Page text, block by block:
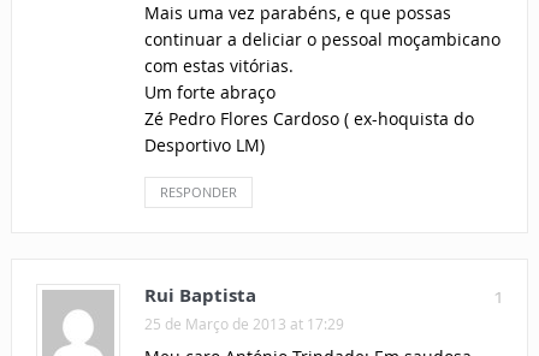
Mais uma vez parabéns, e que possas
continuar a deliciar o pessoal moçambicano
com estas vitórias.
Um forte abraço
Zé Pedro Flores Cardoso ( ex-hoquista do
Desportivo LM)
RESPONDER
1
Rui Baptista
25 de Março de 2013 at 17:29